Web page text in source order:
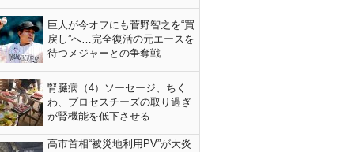
巨人が今オフにも菅野智之を“買
戻し”へ…完全復活の元エースを
待つメジャーとの争奪戦
腎臓病（4）ソーセージ、ちく
わ、プロセスチーズの取り過ぎ
が腎機能を低下させる
高市首相“被災地利用PV”が大炎